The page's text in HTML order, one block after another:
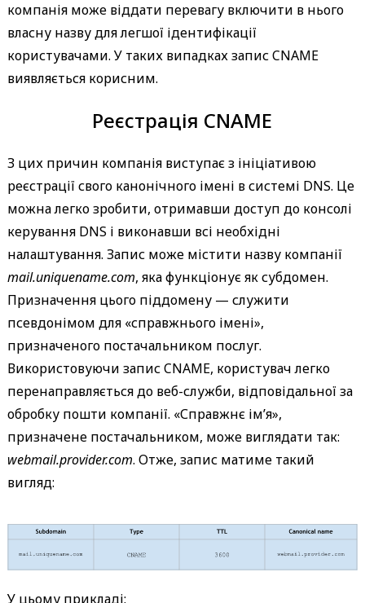
компанія може віддати перевагу включити в нього
власну назву для легшої ідентифікації
користувачами. У таких випадках запис CNAME
виявляється корисним.
Реєстрація CNAME
З цих причин компанія виступає з ініціативою
реєстрації свого канонічного імені в системі DNS. Це
можна легко зробити, отримавши доступ до консолі
керування DNS і виконавши всі необхідні
налаштування. Запис може містити назву компанії
mail.uniquename.com, яка функціонує як субдомен.
Призначення цього піддомену — служити
псевдонімом для «справжнього імені»,
призначеного постачальником послуг.
Використовуючи запис CNAME, користувач легко
перенаправляється до веб-служби, відповідальної за
обробку пошти компанії. «Справжнє ім’я»,
призначене постачальником, може виглядати так:
webmail.provider.com. Отже, запис матиме такий
вигляд:
У цьому прикладі: